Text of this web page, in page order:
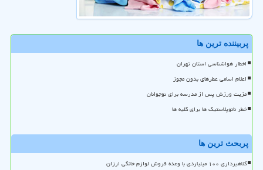
پربیننده ترین ها
اخطار هواشناسی استان تهران
اعلام اسامی عطرهای بدون مجوز
مزیت ورزش پس از مدرسه برای نوجوانان
خطر نانوپلاستیک ها برای کلیه ها
پربحث ترین ها
کلاهبرداری ۱۰۰ میلیاردی با وعده فروش لوازم خانگی ارزان